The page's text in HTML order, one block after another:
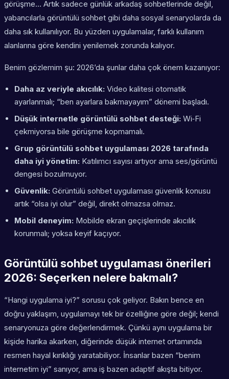
görüşme… Artık sadece günlük arkadaş sohbetlerinde değil,
yabancılarla görüntülü sohbet gibi daha sosyal senaryolarda da
daha sık kullanılıyor. Bu yüzden uygulamalar, farklı kullanım
alanlarına göre kendini yenilemek zorunda kalıyor.
Benim gözlemim şu: 2026’da şunlar daha çok önem kazanıyor:
Daha az veriyle akıcılık: Video kalitesi otomatik
ayarlanmalı; “ben ayarlara bakmayayım” dönemi başladı.
Düşük internetle görüntülü sohbet desteği: Wi‑Fi
çekmiyorsa bile görüşme kopmamalı.
Grup görüntülü sohbet uygulaması 2026 tarafında
daha iyi yönetim: Katılımcı sayısı artıyor ama ses/görüntü
dengesi bozulmuyor.
Güvenlik: Görüntülü sohbet uygulaması güvenlik konusu
artık “olsa iyi olur” değil, direkt olmazsa olmaz.
Mobil deneyim: Mobilde ekran geçişlerinde akıcılık
korunmalı; yoksa keyif kaçıyor.
Görüntülü sohbet uygulaması önerileri
2026: Seçerken nelere bakmalı?
“Hangi uygulama iyi?” sorusu çok geliyor. Bakın bence en
doğru yaklaşım, uygulamayı tek bir özelliğine göre değil; kendi
senaryonuza göre değerlendirmek. Çünkü aynı uygulama bir
kişide harika akarken, diğerinde düşük internet ortamında
resmen hayal kırıklığı yaratabiliyor. İnsanlar bazen “benim
internetim iyi” sanıyor, ama iş bazen adaptif akışta bitiyor.